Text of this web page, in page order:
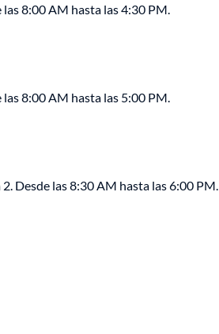
8:00 AM hasta las 4:30 PM.
8:00 AM hasta las 5:00 PM.
Desde las 8:30 AM hasta las 6:00 PM.